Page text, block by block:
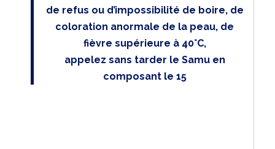
de refus ou d’impossibilité de boire, de
coloration anormale de la peau, de
fièvre supérieure à 40°C,
appelez sans tarder le Samu en
composant le 15